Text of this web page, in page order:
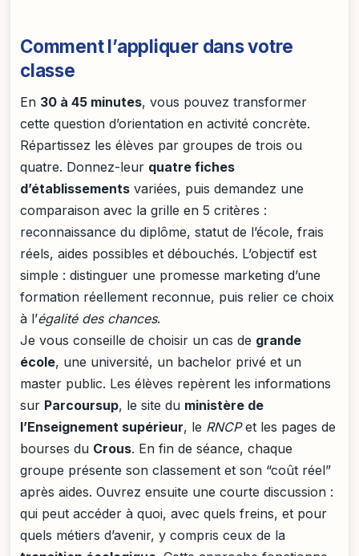
Comment l’appliquer dans votre
classe
En 30 à 45 minutes, vous pouvez transformer
cette question d’orientation en activité concrète.
Répartissez les élèves par groupes de trois ou
quatre. Donnez-leur quatre fiches
d’établissements variées, puis demandez une
comparaison avec la grille en 5 critères :
reconnaissance du diplôme, statut de l’école, frais
réels, aides possibles et débouchés. L’objectif est
simple : distinguer une promesse marketing d’une
formation réellement reconnue, puis relier ce choix
à l’égalité des chances.
Je vous conseille de choisir un cas de grande
école, une université, un bachelor privé et un
master public. Les élèves repèrent les informations
sur Parcoursup, le site du ministère de
l’Enseignement supérieur, le RNCPet les pages de
bourses du Crous. En fin de séance, chaque
groupe présente son classement et son “coût réel”
après aides. Ouvrez ensuite une courte discussion :
qui peut accéder à quoi, avec quels freins, et pour
quels métiers d’avenir, y compris ceux de la